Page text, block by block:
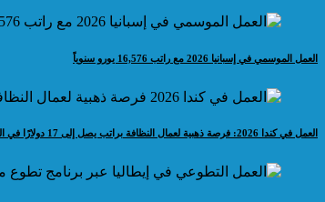
العمل الموسمي في إسبانيا 2026 مع راتب 16,576 يورو سنوياً
العمل في كندا 2026: فرصة ذهبية لعمال النظافة براتب يصل إلى 17 دولارًا في الساعة